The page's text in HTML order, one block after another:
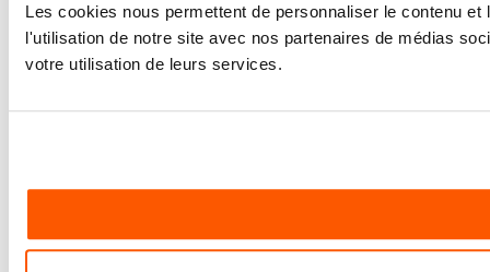
Les cookies nous permettent de personnaliser le contenu
l'utilisation de notre site avec nos partenaires de médias
votre utilisation de leurs services.